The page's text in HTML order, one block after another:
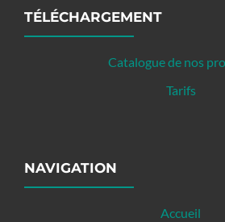
TÉLÉCHARGEMENT
Catalogue de nos
Tarifs
NAVIGATION
Accueil